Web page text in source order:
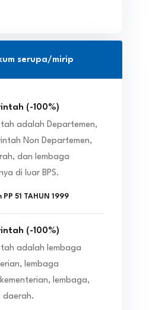
serupa/mirip
( -100%)
adalah Departemen,
Non Departemen,
dan lembaga
di luar BPS.
PP 51 TAHUN 1999
( -100%)
adalah lembaga
lembaga
lembaga,
daerah.